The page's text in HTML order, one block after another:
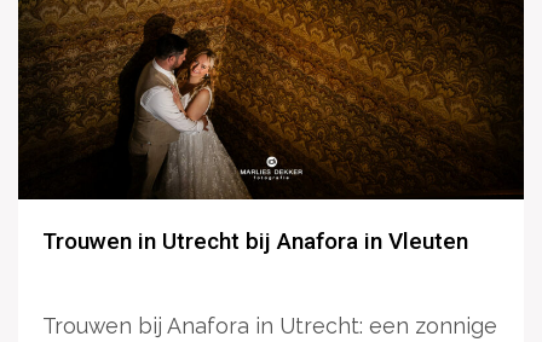
Trouwen in Utrecht bij Anafora in Vleuten
Trouwen bij Anafora in Utrecht: een zonnige